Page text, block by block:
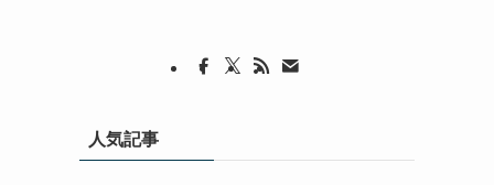
人気記事